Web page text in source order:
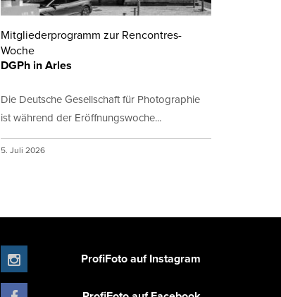
Mitgliederprogramm zur Rencontres-
Woche
DGPh in Arles
Die Deutsche Gesellschaft für Photographie
ist während der Eröffnungswoche...
5. Juli 2026
ProfiFoto auf Instagram